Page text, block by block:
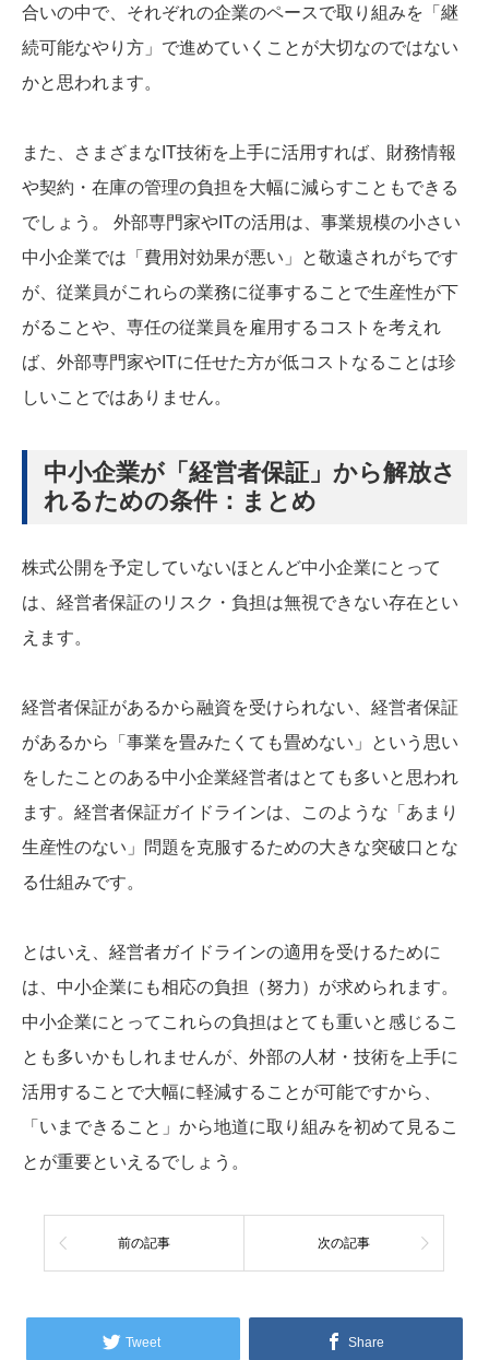
合いの中で、それぞれの企業のペースで取り組みを「継
続可能なやり方」で進めていくことが大切なのではない
かと思われます。
また、さまざまなIT技術を上手に活用すれば、財務情報
や契約・在庫の管理の負担を大幅に減らすこともできる
でしょう。 外部専門家やITの活用は、事業規模の小さい
中小企業では「費用対効果が悪い」と敬遠されがちです
が、従業員がこれらの業務に従事することで生産性が下
がることや、専任の従業員を雇用するコストを考えれ
ば、外部専門家やITに任せた方が低コストなることは珍
しいことではありません。
中小企業が「経営者保証」から解放さ
れるための条件：まとめ
株式公開を予定していないほとんど中小企業にとって
は、経営者保証のリスク・負担は無視できない存在とい
えます。
経営者保証があるから融資を受けられない、経営者保証
があるから「事業を畳みたくても畳めない」という思い
をしたことのある中小企業経営者はとても多いと思われ
ます。経営者保証ガイドラインは、このような「あまり
生産性のない」問題を克服するための大きな突破口とな
る仕組みです。
とはいえ、経営者ガイドラインの適用を受けるために
は、中小企業にも相応の負担（努力）が求められます。
中小企業にとってこれらの負担はとても重いと感じるこ
とも多いかもしれませんが、外部の人材・技術を上手に
活用することで大幅に軽減することが可能ですから、
「いまできること」から地道に取り組みを初めて見るこ
とが重要といえるでしょう。
前の記事 次の記事
Tweet Share